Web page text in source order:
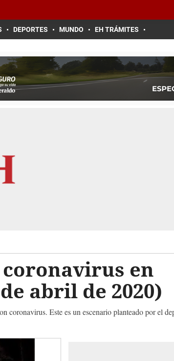
DEPORTES MUNDO EH TRÁMITES
en
abril de 2020)
coronavirus. Este es un escenario planteado por el